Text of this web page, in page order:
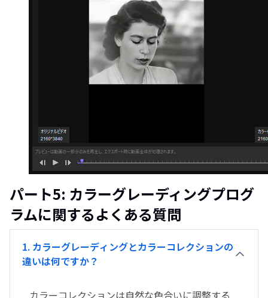
パート5: カラーグレーディングプログ
ラムに関するよくある質問
1. カラーグレーディングとカラーコレクションの
違いは何ですか？
カラーコレクションは自然な色合いに調整する